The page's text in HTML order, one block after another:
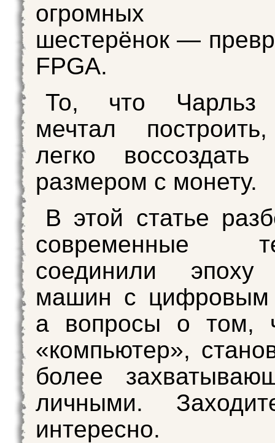
огромных
шестерёнок —
FPGA.
То, что Чарльз
мечтал
легко
размером с монету.
В этой статье
современные
соединили эпоху
машин с цифровым
а вопросы о том,
«компьютер»,
более
личными.
интересно.